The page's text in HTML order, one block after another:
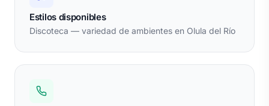
Estilos disponibles
Discoteca — variedad de ambientes en Olula del Río